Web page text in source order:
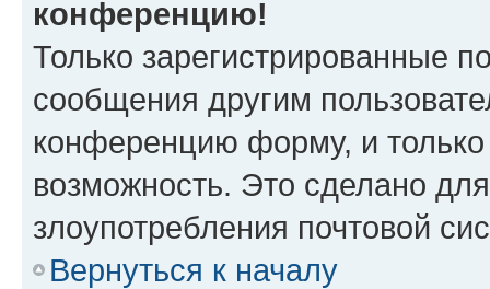
конференцию!
Только зарегистрированные
сообщения другим
конференцию форму, и
возможность. Это сделано
злоупотребления почтовой
Вернуться к началу